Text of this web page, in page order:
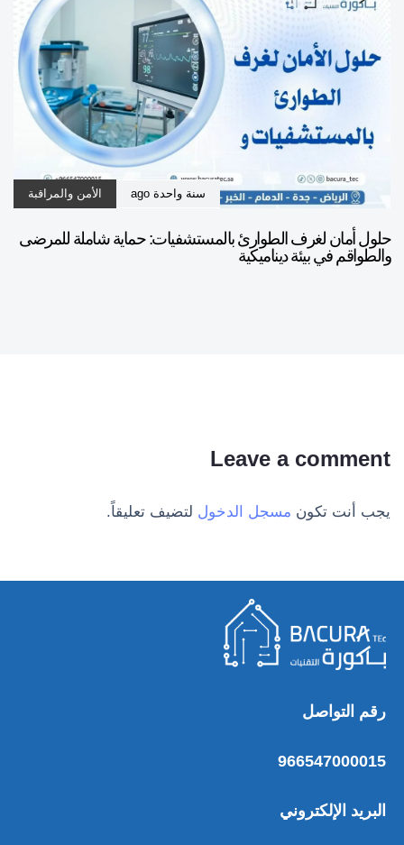
سنة واحدة ago الأمن والمراقبة
حلول أمان لغرف الطوارئ بالمستشفيات: حماية شاملة للمرضى
والطواقم في بيئة ديناميكية
Leave a comment
يجب أنت تكون مسجل الدخول لتضيف تعليقاً.
رقم التواصل
966547000015
البريد الإلكتروني